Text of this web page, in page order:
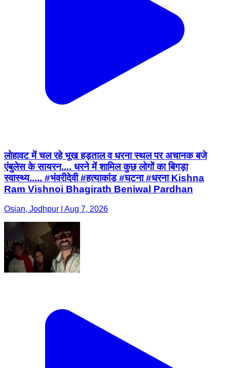
लोहावट में चल रहे भूख हड़ताल व धरना स्थल पर अचानक बजे
एंबुलेस के सायरन.... धरने में शामिल कुछ लोगों का बिगड़ा
स्वास्थ्य..... #भंवरीदेवी #हत्याकांड #घटना #धरना Kishna
Ram Vishnoi Bhagirath Beniwal Pardhan
Osian, Jodhpur | Aug 7, 2026